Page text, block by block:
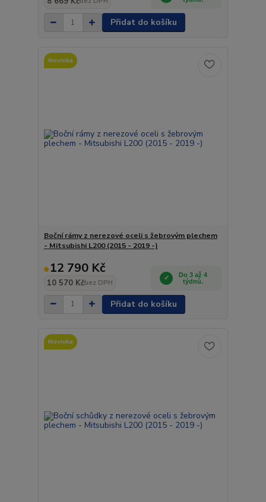
Přidat do košíku
Novinka
Boční rámy z nerezové oceli s žebrovým plechem
- Mitsubishi L200 (2015 - 2019 -)
12 790 Kč
10 570 Kčbez DPH
Do 3 až 4
týdnů.
Přidat do košíku
Novinka